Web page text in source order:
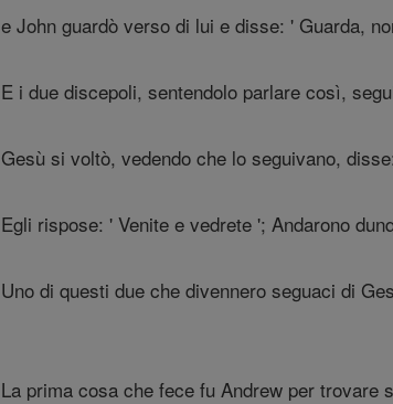
e John guardò verso di lui e disse: ' Guarda,
E i due discepoli, sentendolo parlare così,
Gesù si voltò, vedendo che lo seguivano,
Egli rispose: ' Venite e vedrete '; Andarono
Uno di questi due che divennero seguaci di
La prima cosa che fece fu Andrew per